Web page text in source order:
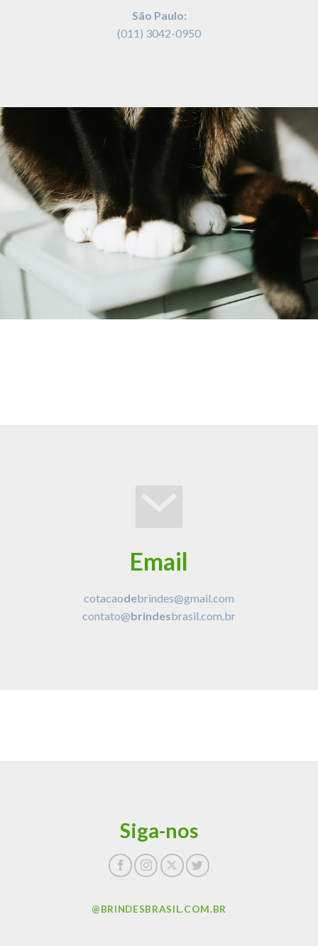
São Paulo:
(011) 3042-0950
Email
cotacaodebrindes@gmail.com
contato@brindesbrasil.com.br
Siga-nos
@BRINDESBRASIL.COM.BR